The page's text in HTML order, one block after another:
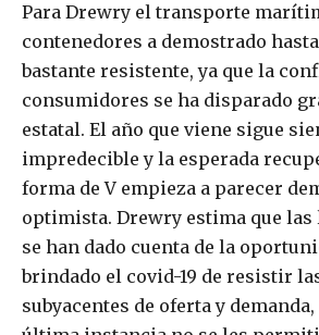
Para Drewry el transporte
contenedores a demostrado
bastante resistente, ya que la
consumidores se ha disparado
estatal. El año que viene sigue
impredecible y la esperada
forma de V empieza a parecer
optimista. Drewry estima que las
se han dado cuenta de la
brindado el covid-19 de resistir
subyacentes de oferta y